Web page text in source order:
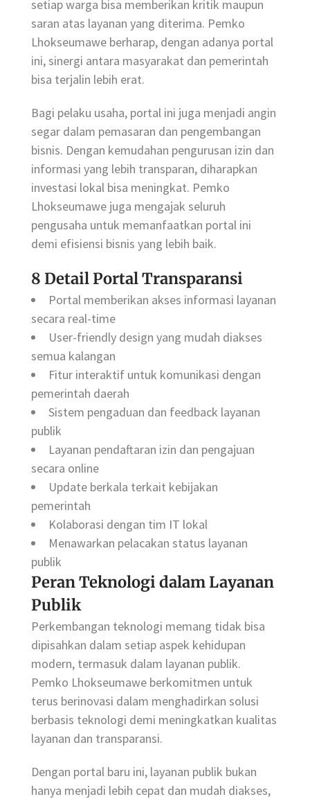
setiap warga bisa memberikan kritik maupun
saran atas layanan yang diterima. Pemko
Lhokseumawe berharap, dengan adanya portal
ini, sinergi antara masyarakat dan pemerintah
bisa terjalin lebih erat.
Bagi pelaku usaha, portal ini juga menjadi angin
segar dalam pemasaran dan pengembangan
bisnis. Dengan kemudahan pengurusan izin dan
informasi yang lebih transparan, diharapkan
investasi lokal bisa meningkat. Pemko
Lhokseumawe juga mengajak seluruh
pengusaha untuk memanfaatkan portal ini
demi efisiensi bisnis yang lebih baik.
8 Detail Portal Transparansi
Portal memberikan akses informasi layanan
secara real-time
User-friendly design yang mudah diakses
semua kalangan
Fitur interaktif untuk komunikasi dengan
pemerintah daerah
Sistem pengaduan dan feedback layanan
publik
Layanan pendaftaran izin dan pengajuan
secara online
Update berkala terkait kebijakan
pemerintah
Kolaborasi dengan tim IT lokal
Menawarkan pelacakan status layanan
publik
Peran Teknologi dalam Layanan
Publik
Perkembangan teknologi memang tidak bisa
dipisahkan dalam setiap aspek kehidupan
modern, termasuk dalam layanan publik.
Pemko Lhokseumawe berkomitmen untuk
terus berinovasi dalam menghadirkan solusi
berbasis teknologi demi meningkatkan kualitas
layanan dan transparansi.
Dengan portal baru ini, layanan publik bukan
hanya menjadi lebih cepat dan mudah diakses,